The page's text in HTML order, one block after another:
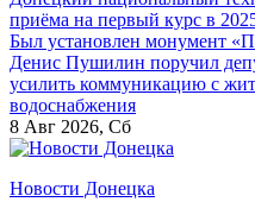
приёма на первый курс в
Был установлен монумент
Денис Пушилин поручил
усилить коммуникацию с
водоснабжения
8 Авг 2026, Сб
Новости Донецка